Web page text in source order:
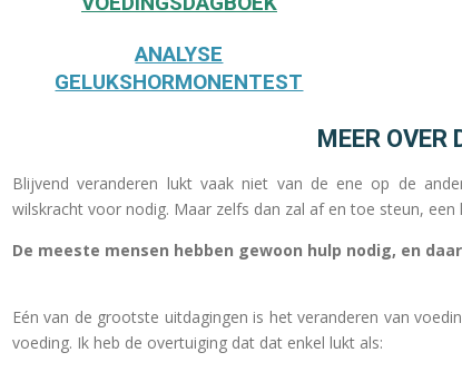
ANALYSE
GELUKSHORMONENTEST
MEER OVER
Blijvend veranderen lukt vaak niet van de ene op de
wilskracht voor nodig. Maar zelfs dan zal af en toe steun,
De meeste mensen hebben gewoon hulp nodig, en
Eén van de grootste uitdagingen is het veranderen van
voeding. Ik heb de overtuiging dat dat enkel lukt als: